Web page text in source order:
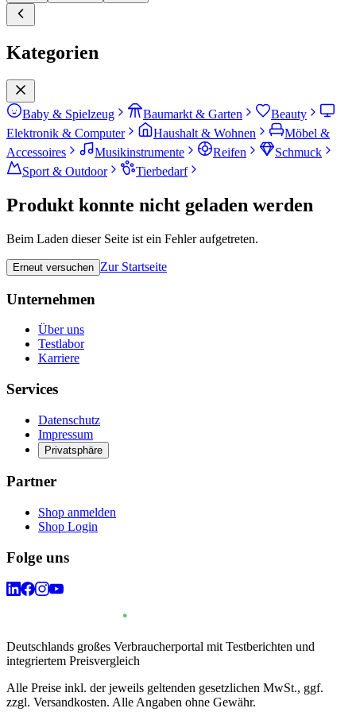
Kategorien
Baby & Spielzeug Baumarkt & Garten
Beauty
Elektronik & Computer
Haushalt & Wohnen
Möbel &
Accessoires
Musikinstrumente Reifen
Schmuck
Sport & Outdoor
Tierbedarf
Produkt konnte nicht geladen werden
Beim Laden dieser Seite ist ein Fehler aufgetreten.
Erneut versuchen Zur Startseite
Unternehmen
Über uns
Testlabor
Karriere
Services
Datenschutz
Impressum
Privatsphäre
Partner
Shop anmelden
Shop Login
Folge uns
Deutschlands großes Verbraucherportal mit Testberichten und
integriertem Preisvergleich
Alle Preise inkl. der jeweils geltenden gesetzlichen MwSt., ggf.
zzgl. Versandkosten. Alle Angaben ohne Gewähr.